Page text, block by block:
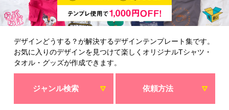
デザインどうする？が解決するデザインテンプレート集です。
お気に入りのデザインを見つけて楽しくオリジナルTシャツ・
タオル・グッズが作成できます。
ジャンル検索 依頼方法